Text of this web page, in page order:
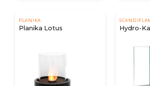
PLANIKA
Planika Lotus Hydro-